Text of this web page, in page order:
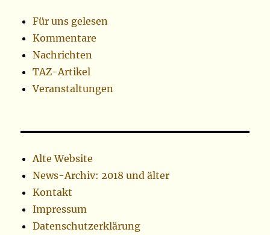
Für uns gelesen
Kommentare
Nachrichten
TAZ-Artikel
Veranstaltungen
Alte Website
News-Archiv: 2018 und älter
Kontakt
Impressum
Datenschutzerklärung